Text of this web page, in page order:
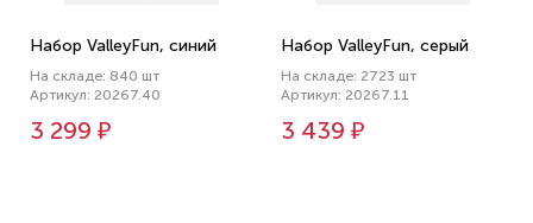
Набор ValleyFun, синий
На складе: 840 шт
Артикул: 20267.40
3 299 ₽
Набор ValleyFun, серый
На складе: 2723 шт
Артикул: 20267.11
3 439 ₽